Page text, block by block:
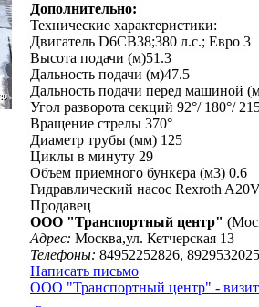
Дополнительно:
Технические характеристики:
Двигатель D6CB38;380 л.с.; Евро 3
Высота подачи (м)51.3
Дальность подачи (м)47.5
Дальность подачи перед машиной
Угол разворота секций 92°/ 180°/
Вращение стрелы 370°
Диаметр трубы (мм) 125
Циклы в минуту 29
Объем приемного бункера (м3) 0.6
Гидравлический насос Rexroth
Продавец
ООО "Транспортный центр"
Адрес: Москва,ул. Кетчерская 13
Телефоны: 84952252826,
Написать письмо
ООО "Транспортный центр" -